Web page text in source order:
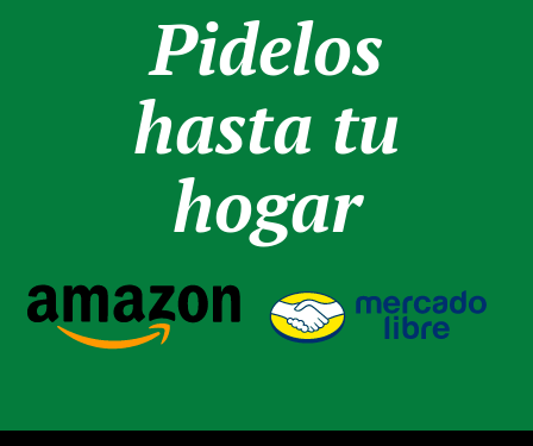
Pidelos
hasta tu
hogar